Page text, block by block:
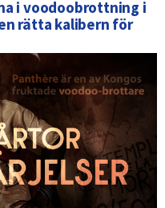
i voodoobrottning i
rätta kalibern för